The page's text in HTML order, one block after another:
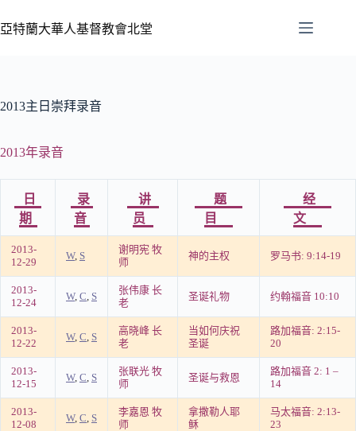
亞特蘭大華人基督教會北堂
2013主日崇拜录音
2013年录音
日
期
录
音
讲
员
题
目
经
文
2013-
12-29
W, S
谢明宪 牧
师
神的主权 罗马书: 9:14-19
2013-
12-24
W, C, S
张伟康 长
老
圣诞礼物 约翰福音 10:10
2013-
12-22
W, C, S
高晓峰 长
老
当如何庆祝
圣诞
路加福音: 2:15-
20
2013-
12-15
W, C, S
张联光 牧
师
圣诞与救恩
路加福音 2: 1 –
14
2013-
12-08
W, C, S
李嘉恩 牧
师
拿撒勒人耶
稣
马太福音: 2:13-
23